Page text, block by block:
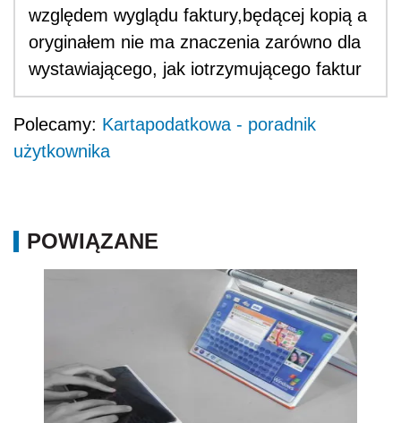
względem wyglądu faktury,będącej kopią a
oryginałem nie ma znaczenia zarówno dla
wystawiającego, jak iotrzymującego faktur
Polecamy: Kartapodatkowa - poradnik
użytkownika
POWIĄZANE